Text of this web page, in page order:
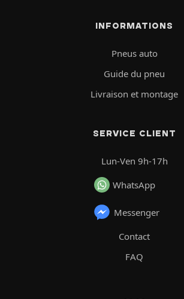
INFORMATIONS
Pneus auto
Guide du pneu
Livraison et montage
SERVICE CLIENT
Lun-Ven 9h-17h
WhatsApp
Messenger
Contact
FAQ